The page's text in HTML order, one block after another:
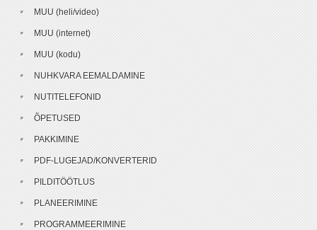
MUU (heli/video)
MUU (internet)
MUU (kodu)
NUHKVARA EEMALDAMINE
NUTITELEFONID
ÕPETUSED
PAKKIMINE
PDF-LUGEJAD/KONVERTERID
PILDITÖÖTLUS
PLANEERIMINE
PROGRAMMEERIMINE